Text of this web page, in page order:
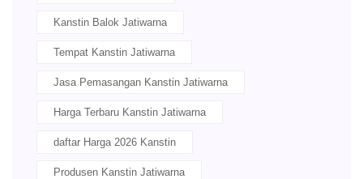
Kanstin Balok Jatiwarna
Tempat Kanstin Jatiwarna
Jasa Pemasangan Kanstin Jatiwarna
Harga Terbaru Kanstin Jatiwarna
daftar Harga 2026 Kanstin
Produsen Kanstin Jatiwarna